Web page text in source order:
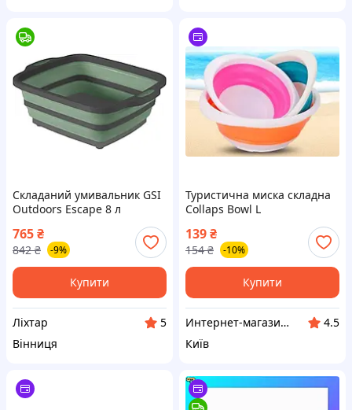
Складаний умивальник GSI
Outdoors Escape 8 л
поліпропілен для миття
посуду [1227-liht]
765₴
842 ₴ -9%
Купити
Ліхтар
5
Вінниця
Туристична миска складна
Collaps Bowl L
139₴
154 ₴ -10%
Купити
Интернет-магазин Восторг Онлайн - товары для различных людей!
4.5
Київ